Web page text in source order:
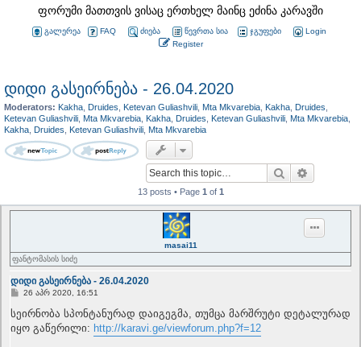
ფორუმი მათთვის ვისაც ერთხელ მაინც ეძინა კარავში
გალერეა FAQ ძიება წევრთა სია ჯგუფები
Login
Register
დიდი გასეირნება - 26.04.2020
Moderators: Kakha Druides Ketevan Guliashvili Mta Mkvarebia Kakha Druides
Ketevan Guliashvili Mta Mkvarebia Kakha Druides Ketevan Guliashvili Mta Mkvarebia
Kakha Druides Ketevan Guliashvili Mta Mkvarebia
Search
13 posts • Page 1 of 1
masai11
ფანტომასის სიძე
დიდი გასეირნება - 26.04.2020
P
s
t
26 აპრ 2020, 16:51
სეირნობა სპონტანურად დაიგეგმა, თუმცა მარშრუტი დეტალურად
იყო გაწერილი: http://karavi.ge/viewforum.php?f=12